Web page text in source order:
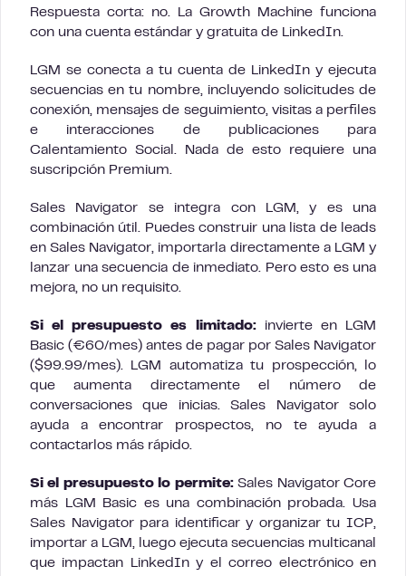
Respuesta corta: no. La Growth Machine funciona
con una cuenta estándar y gratuita de LinkedIn.
LGM se conecta a tu cuenta de LinkedIn y ejecuta
secuencias en tu nombre, incluyendo solicitudes de
conexión, mensajes de seguimiento, visitas a perfiles
e interacciones de publicaciones para
Calentamiento Social. Nada de esto requiere una
suscripción Premium.
Sales Navigator se integra con LGM, y es una
combinación útil. Puedes construir una lista de leads
en Sales Navigator, importarla directamente a LGM y
lanzar una secuencia de inmediato. Pero esto es una
mejora, no un requisito.
Si el presupuesto es limitado:invierte en LGM
Basic (€60/mes) antes de pagar por Sales Navigator
($99.99/mes). LGM automatiza tu prospección, lo
que aumenta directamente el número de
conversaciones que inicias. Sales Navigator solo
ayuda a encontrar prospectos, no te ayuda a
contactarlos más rápido.
Si el presupuesto lo permite:Sales Navigator Core
más LGM Basic es una combinación probada. Usa
Sales Navigator para identificar y organizar tu ICP,
importar a LGM, luego ejecuta secuencias multicanal
que impactan LinkedIn y el correo electrónico en